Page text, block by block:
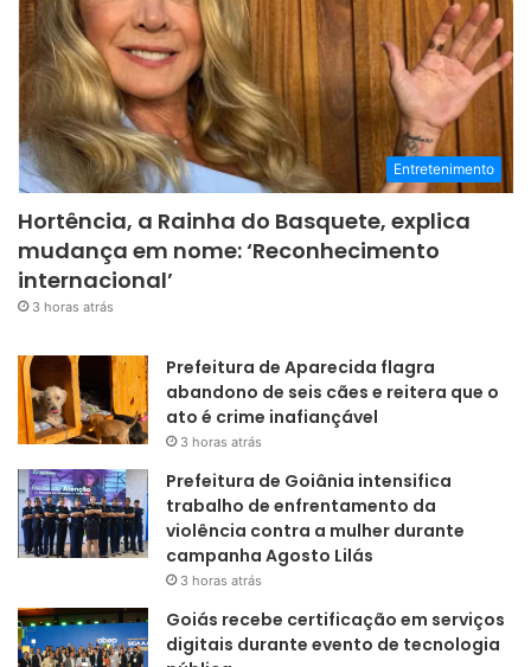
Entretenimento
Hortência, a Rainha do Basquete, explica
mudança em nome: ‘Reconhecimento
internacional’
3 horas atrás
Prefeitura de Aparecida flagra
abandono de seis cães e reitera que o
ato é crime inafiançável
3 horas atrás
Prefeitura de Goiânia intensifica
trabalho de enfrentamento da
violência contra a mulher durante
campanha Agosto Lilás
3 horas atrás
Goiás recebe certificação em serviços
digitais durante evento de tecnologia